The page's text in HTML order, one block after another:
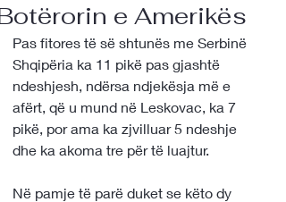
e Amerikës
Pas fitores të së shtunës me Serbinë
Shqipëria ka 11 pikë pas gjashtë
ndeshjesh, ndërsa ndjekësja më e
afërt, që u mund në Leskovac, ka 7
pikë, por ama ka zjvilluar 5 ndeshje
dhe ka akoma tre për të luajtur.
Në pamje të parë duket se këto dy